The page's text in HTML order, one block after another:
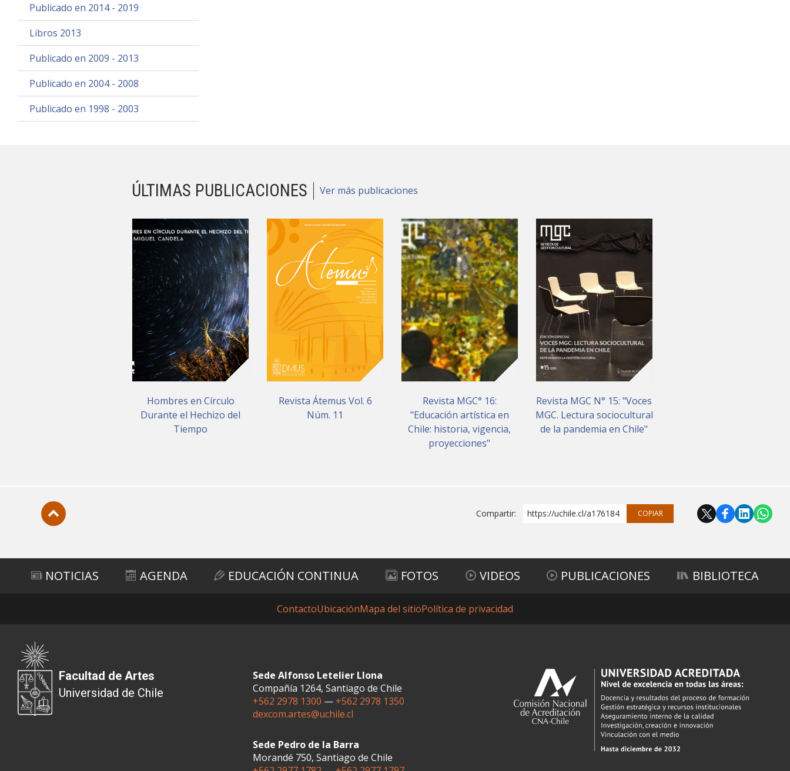
Publicado en 2014 - 2019
Libros 2013
Publicado en 2009 - 2013
Publicado en 2004 - 2008
Publicado en 1998 - 2003
ÚLTIMAS PUBLICACIONES Ver más publicaciones
Hombres en Círculo
Durante el Hechizo del
Tiempo
Revista Átemus Vol. 6
Núm. 11
Revista MGC° 16:
"Educación artística en
Chile: historia, vigencia,
proyecciones"
Revista MGC N° 15: "Voces
MGC. Lectura sociocultural
de la pandemia en Chile"
Compartir: https://uchile.cl/a176184 COPIAR
NOTICIAS AGENDA EDUCACIÓN CONTINUA FOTOS VIDEOS PUBLICACIONES BIBLIOTECA
ContactoUbicaciónMapa del sitioPolítica de privacidad
Facultad de Artes
Universidad de Chile
Sede Alfonso Letelier Llona
Compañía 1264, Santiago de Chile
+562 2978 1300 — +562 2978 1350
dexcom.artes@uchile.cl
Sede Pedro de la Barra
Morandé 750, Santiago de Chile